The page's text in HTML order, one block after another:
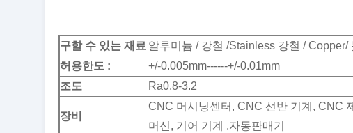
구할 수 있는 재료 알루미늄 / 강철 /Stainless 강철 / Copper/
허용한도 :
+/-0.005mm------+/-0.01mm
조도
Ra0.8-3.2
장비
CNC 머시닝센터, CNC 선반 기계, CNC
머신, 기어 기계 .자동판매기